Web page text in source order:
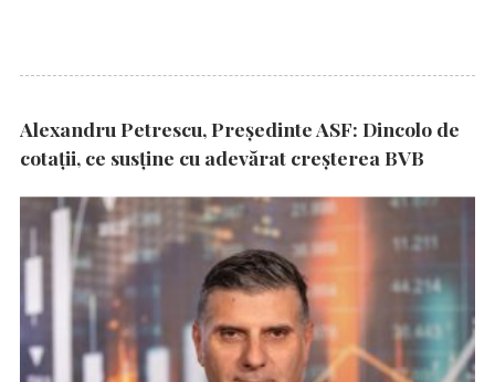
Alexandru Petrescu, Președinte ASF: Dincolo de
cotații, ce susține cu adevărat creșterea BVB